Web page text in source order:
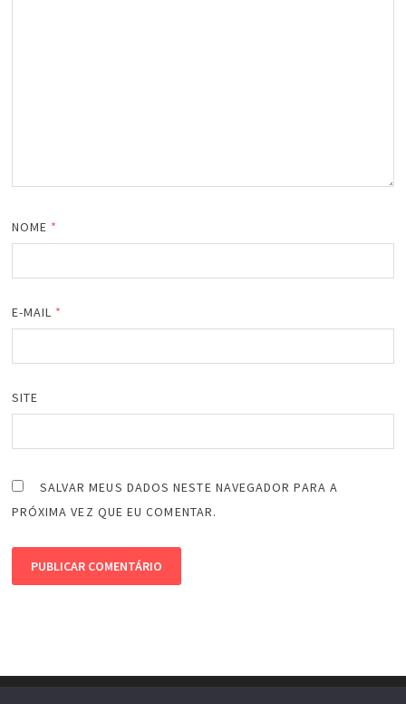
NOME *
E-MAIL *
SITE
SALVAR MEUS DADOS NESTE NAVEGADOR PARA A
PRÓXIMA VEZ QUE EU COMENTAR.